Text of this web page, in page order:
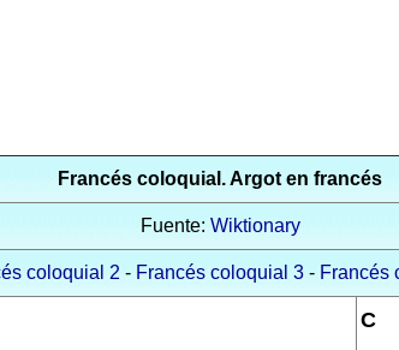
Francés coloquial. Argot en francés
Fuente: Wiktionary
coloquial 2 - Francés coloquial 3 - Francés
C